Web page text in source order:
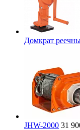
Домкрат
JHW-2000 31